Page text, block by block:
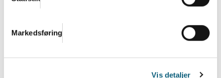
Markedsføring
Vis detaljer